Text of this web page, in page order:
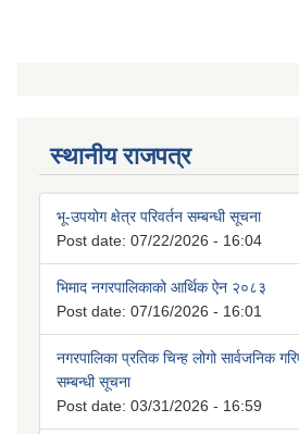
स्थानीय राजपत्र
भू-उपयोग क्षेत्र परिवर्तन सम्बन्धी सूचना
Post date: 07/22/2026 - 16:04
भिमाद नगरपालिकाको आर्थिक ऐन २०८३
Post date: 07/16/2026 - 16:01
नगरपालिका प्रतिक चिन्ह लोगो सार्वजनिक
सम्बन्धी सूचना
Post date: 03/31/2026 - 16:59